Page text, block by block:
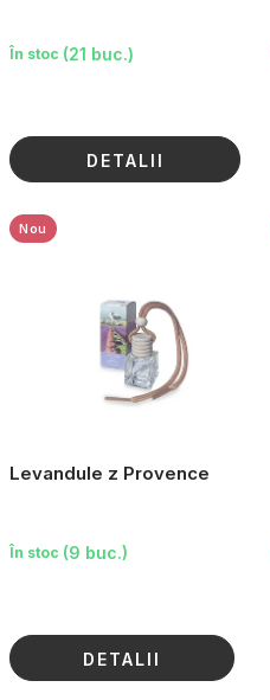
În stoc (21 buc.)
DETALII
Levandule z Provence
Nou
În stoc (9 buc.)
DETALII